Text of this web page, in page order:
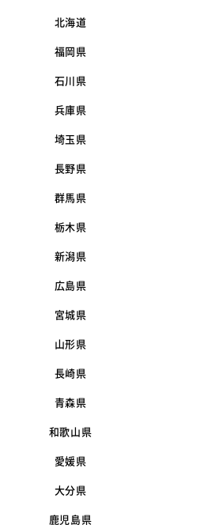
北海道
福岡県
石川県
兵庫県
埼玉県
長野県
群馬県
栃木県
新潟県
広島県
宮城県
山形県
長崎県
青森県
和歌山県
愛媛県
大分県
鹿児島県